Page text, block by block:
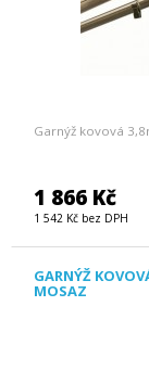
Garnýž kovová
1 866 Kč
1 542 Kč bez DPH
GARNÝŽ
MOSAZ